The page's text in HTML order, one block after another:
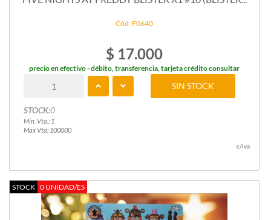
Cód: F0640
$ 17.000
precio en efectivo - débito, transferencia, tarjeta crédito consultar
STOCK:0
Min. Vta.: 1
Max Vta: 100000
SIN STOCK
c/iva
STOCK 0 UNIDAD/ES